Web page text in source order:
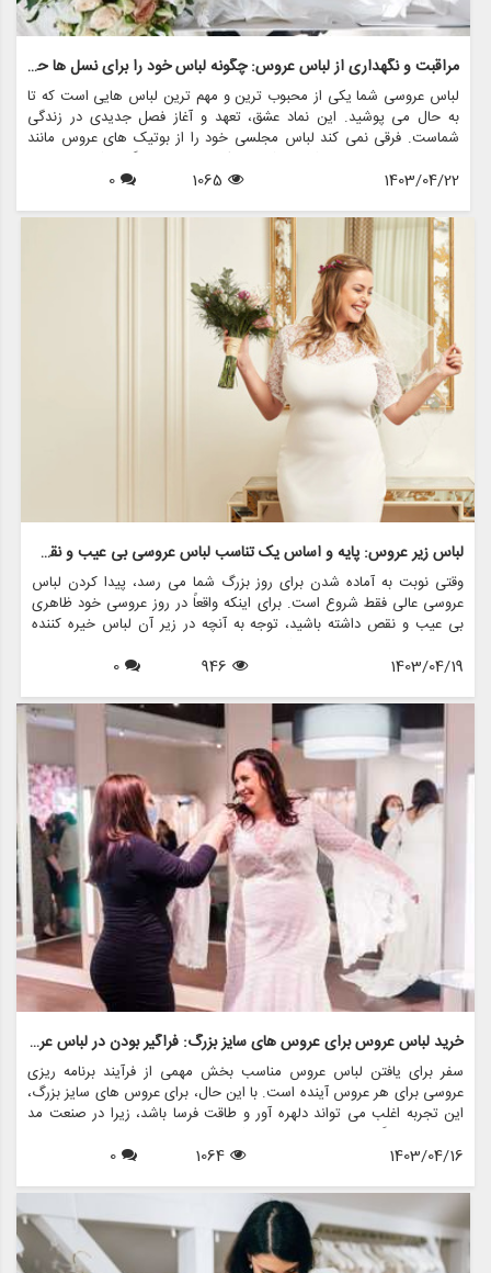
مراقبت و نگهداری از لباس عروس: چگونه لباس خود را برای نسل ها حفظ کنید
لباس عروسی شما یکی از محبوب ترین و مهم ترین لباس هایی است که تا
به حال می پوشید. این نماد عشق، تعهد و آغاز فصل جدیدی در زندگی
شماست. فرقی نمی کند لباس مجلسی خود را از بوتیک های عروس مانند
مزون چرخچی خریداری کرده باشید یا یک میراث خانوادگی باشد، مراقبت و
نگهداری مناسب برای اطمینان از طول عمر و حفظ زیبایی آن برای سال های
1403/04/22
1065
0
لباس زیر عروس: پایه و اساس یک تناسب لباس عروسی بی عیب و نقص
وقتی نوبت به آماده شدن برای روز بزرگ شما می رسد، پیدا کردن لباس
عروسی عالی فقط شروع است. برای اینکه واقعاً در روز عروسی خود ظاهری
بی عیب و نقص داشته باشید، توجه به آنچه در زیر آن لباس خیره کننده
تفاوت زیادی در نحوه تناسب لباس شما ایجاد کند و به شما اطمینان دهد که
1403/04/19
946
0
خرید لباس عروس برای عروس های سایز بزرگ: فراگیر بودن در لباس عروس
سفر برای یافتن لباس عروس مناسب بخش مهمی از فرآیند برنامه ریزی
عروسی برای هر عروس آینده است. با این حال، برای عروس های سایز بزرگ،
این تجربه اغلب می تواند دلهره آور و طاقت فرسا باشد، زیرا در صنعت مد
لباس عروس گنجانده نشده است. خوشبختانه، با افزایش مثبت بودن بدن و
تقاضا برای تنوع در مد، تغییر مثبتی به سمت فراگیری در مد لباس عروس
لباس عروس برای عروس های سایز بزرگ پیشتاز است مزون چرخچی است.
این فروشگاه با ارائه خدمات اجاره لباس عروس، فروش لباس عروس، طراحی
و دوخت لباس عروس، لوازم جانبی عروس و کلیه اقلام مربوط به عروس، آن
را به مقصدی یکجا برای عروس در هر سایز تبدیل کرده است.
1403/04/16
1064
0